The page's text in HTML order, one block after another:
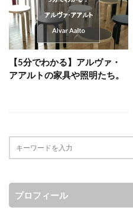
【5分でわかる】アルヴァ・
アアルトの家具や照明たち。
プロフィール